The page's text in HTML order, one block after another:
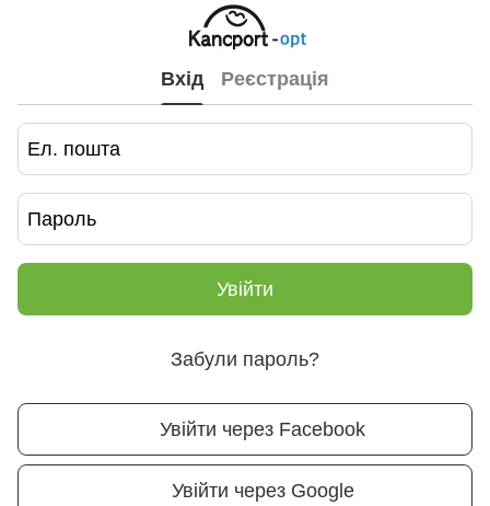
Вхід Реєстрація
Увійти
Забули пароль?
Увійти через Facebook
Увійти через Google